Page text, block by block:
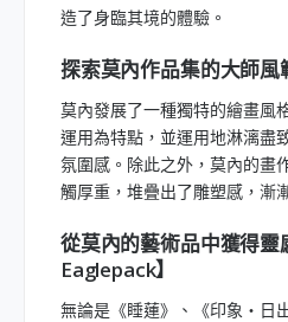
造了身臨其境的體驗。
探索莫內作品集的大師風
莫內發展了一種獨特的繪畫風
運用為特點，並運用地淋漓盡
氛圍感。除此之外，莫內的畫
觸厚重，堆疊出了雕塑感，漸
從莫內的藝術品中獲得靈
Eaglepack】
無論是《睡蓮》、《印象・日